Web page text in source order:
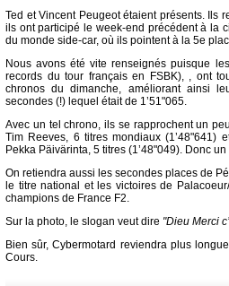
Ted et Vincent Peugeot étaient présents. Ils
ils ont participé le week-end précédent à la
du monde side-car, où ils pointent à la 5e
Nous avons été vite renseignés puisque
records du tour français en FSBK), , ont
chronos du dimanche, améliorant ainsi
secondes (!) lequel était de 1’51"065.
Avec un tel chrono, ils se rapprochent un
Tim Reeves, 6 titres mondiaux (1’48"641)
Pekka Päivärinta, 5 titres (1’48"049). Donc
On retiendra aussi les secondes places de
le titre national et les victoires de
champions de France F2.
Sur la photo, le slogan veut dire "Dieu Merci
Bien sûr, Cybermotard reviendra plus
Cours.